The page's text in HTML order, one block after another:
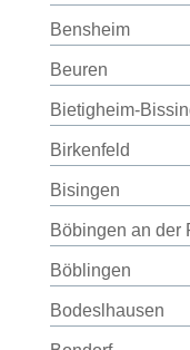
Bensheim
Beuren
Bietigheim-
Birkenfeld
Bisingen
Böbingen an der
Böblingen
Bodeslhausen